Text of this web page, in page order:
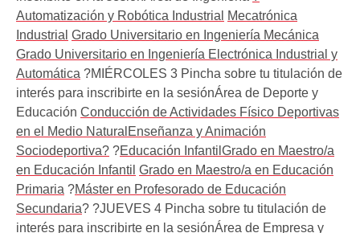
Automatización y Robótica Industrial
Mecatrónica
Industrial Grado Universitario en Ingeniería Mecánica
Grado Universitario en Ingeniería Electrónica Industrial y
Automática ?MIÉRCOLES 3 Pincha sobre tu titulación de
interés para inscribirte en la sesiónÁrea de Deporte y
Educación Conducción de Actividades Físico Deportivas
en el Medio Natural Enseñanza y Animación
Sociodeportiva? ?Educación Infantil Grado en Maestro/a
en Educación Infantil Grado en Maestro/a en Educación
Primaria ?Máster en Profesorado de Educación
Secundaria? ?JUEVES 4 Pincha sobre tu titulación de
interés para inscribirte en la sesiónÁrea de Empresa y